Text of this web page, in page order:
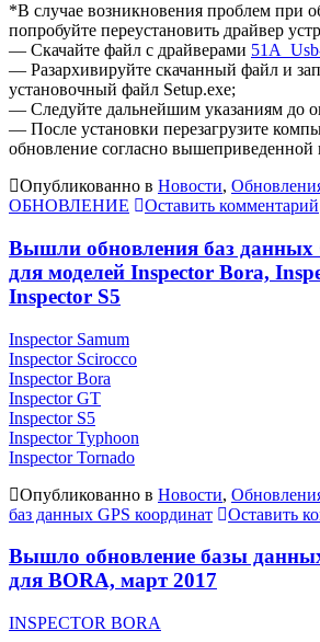
*В случае возникновения проблем при
попробуйте переустановить драйвер
— Скачайте файл с драйверами
— Разархивируйте скачанный файл и
установочный файл Setup.exe;
— Следуйте дальнейшим указаниям до
— После установки перезагрузите
обновление согласно вышеприведенной
Опубликованно в Новости,
ОБНОВЛЕНИЕ
Оставить комментарий
Вышли обновления баз данных
для моделей Inspector Bora,
Inspector S5
Inspector Samum
Inspector Scirocco
Inspector Bora
Inspector GT
Inspector S5
Inspector Typhoon
Inspector Tornado
Опубликованно в Новости,
баз данных GPS координат
Оставить
Вышло обновление базы
для BORA, март 2017
INSPECTOR BORA